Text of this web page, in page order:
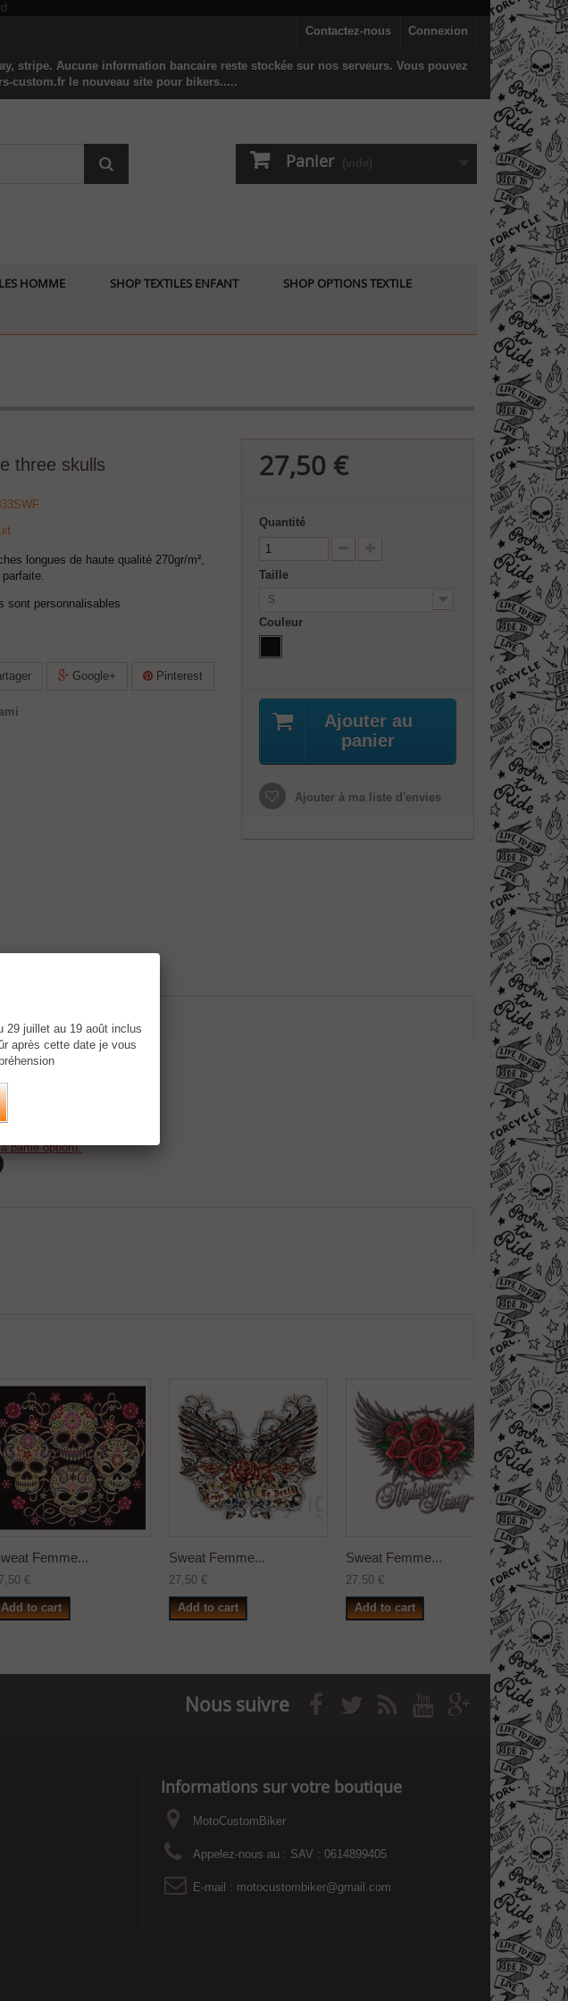
Connexion
Contactez-nous
stripe. Aucune information bancaire reste stockée sur nos serveurs. Vous pouvez
custom.fr le nouveau site pour bikers.....
Panier (vide)
HOMME SHOP TEXTILES ENFANT SHOP OPTIONS TEXTILE
three skulls
longues de haute qualité 270gr/m²,
sont personnalisables
Google+ Pinterest
27,50 €
Quantité
Taille
S
Couleur
Ajouter au
panier
Ajouter à ma liste d'envies
partie option).
Femme...
€
Add to cart
Sweat Femme...
27,50 €
Add to cart
Sweat Femme...
27,50 €
Add to cart
Sweat
27,50 €
Add
Nous suivre
Informations sur votre boutique
MotoCustomBiker
Appelez-nous au : SAV : 0614899405
E-mail : motocustombiker@gmail.com
29 juillet au 19 août inclus
après cette date je vous